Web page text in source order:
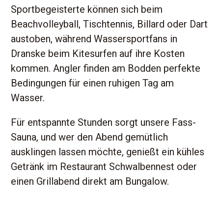
Sportbegeisterte können sich beim
Beachvolleyball, Tischtennis, Billard oder Dart
austoben, während Wassersportfans in
Dranske beim Kitesurfen auf ihre Kosten
kommen. Angler finden am Bodden perfekte
Bedingungen für einen ruhigen Tag am
Wasser.
Für entspannte Stunden sorgt unsere Fass-
Sauna, und wer den Abend gemütlich
ausklingen lassen möchte, genießt ein kühles
Getränk im Restaurant Schwalbennest oder
einen Grillabend direkt am Bungalow.